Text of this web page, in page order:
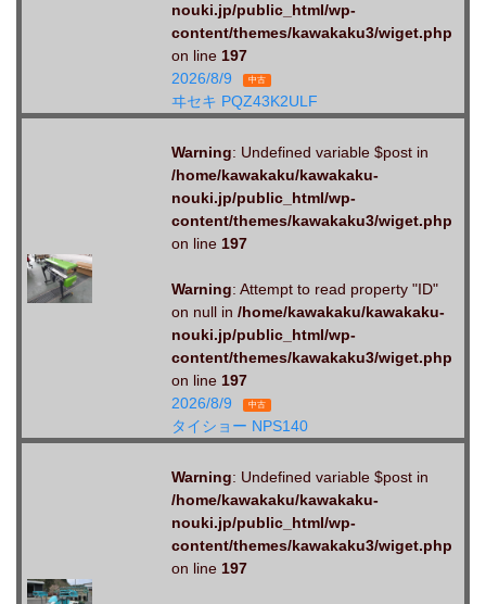
nouki.jp/public_html/wp-
content/themes/kawakaku3/wiget.php
on line 197
2026/8/9
中古
ヰセキ PQZ43K2ULF
Warning: Undefined variable $post in
/home/kawakaku/kawakaku-
nouki.jp/public_html/wp-
content/themes/kawakaku3/wiget.php
on line 197
Warning: Attempt to read property "ID"
on null in /home/kawakaku/kawakaku-
nouki.jp/public_html/wp-
content/themes/kawakaku3/wiget.php
on line 197
2026/8/9
中古
タイショー NPS140
Warning: Undefined variable $post in
/home/kawakaku/kawakaku-
nouki.jp/public_html/wp-
content/themes/kawakaku3/wiget.php
on line 197